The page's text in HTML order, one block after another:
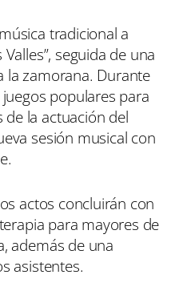
tradicional a
seguida de una
la zamorana. Durante
populares para
la actuación del
sesión musical con
actos concluirán con
para mayores de
además de una
asistentes.